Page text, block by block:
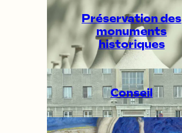
Préservation des
monuments
historiques
Conseil